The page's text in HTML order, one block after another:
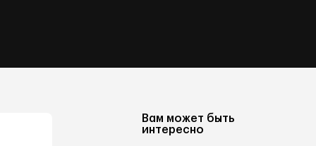
Вам может быть
интересно